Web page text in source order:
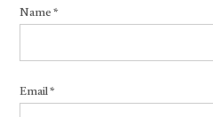
Name*
Email*